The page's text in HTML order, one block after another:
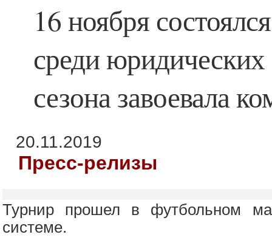
16 ноября
среди
сезона завоевала
20.11.2019
Пресс-релизы
Турнир прошел в футбольном
системе.